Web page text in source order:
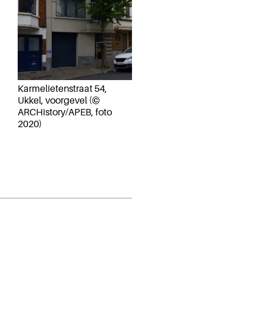
Karmelietenstraat 54,
Ukkel, voorgevel (©
ARCHistory/APEB, foto
2020)